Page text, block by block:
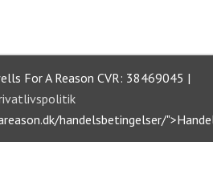
For A Reason CVR: 38469045 |
handelsbetingelser/